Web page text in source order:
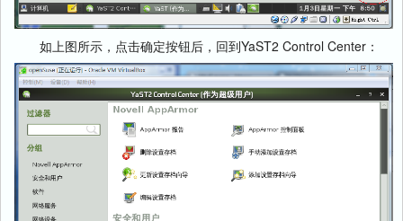
如上图所示，点击确定按钮后，回到YaST2 Control Center：